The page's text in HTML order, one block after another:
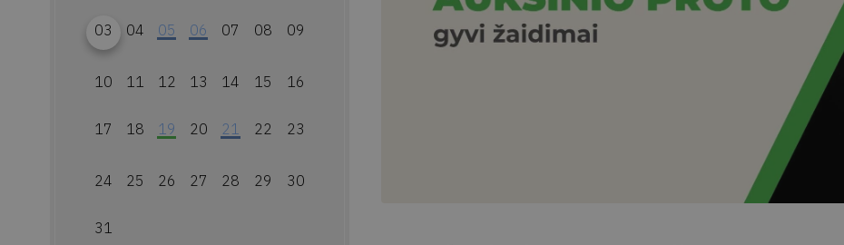
03 04 05 06 07 08 09
10 11 12 13 14 15 16
17 18 19 20 21 22 23
24 25 26 27 28 29 30
31